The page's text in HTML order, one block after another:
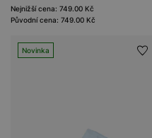
Nejnižší cena: 749.00 Kč
Původní cena: 749.00 Kč
Novinka